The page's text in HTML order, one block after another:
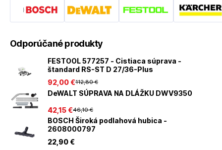
Odporúčané produkty
FESTOOL 577257 - Cistiaca súprava -
štandard RS-ST D 27/36-Plus
112,80 €
92 ,00 €
DeWALT SÚPRAVA NA DLÁŽKU DWV9350
46,10 €
42,15 €
BOSCH Široká podlahová hubica -
2608000797
22 ,90 €